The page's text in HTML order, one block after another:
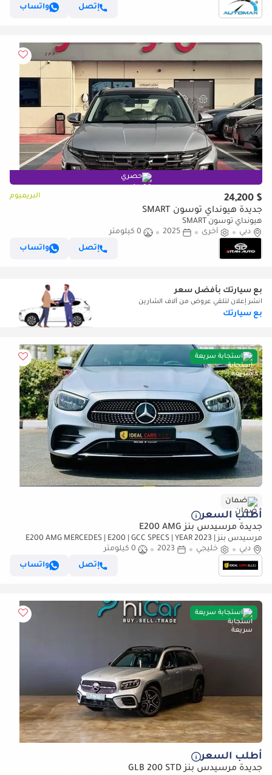
إتصل
واتساب
حصري
$ 24,200 البريميوم
جديدة هيونداي توسون SMART
هيونداي توسون SMART
دبي
أخرى 2025
0 كيلومتر
إتصل
واتساب
بع سيارتك بأفضل سعر
انشر إعلان لتلقي عروض من آلاف الشارين
بع سيارتك
استجابة سريعة
ضمان
أطلب السعر
جديدة مرسيدس بنز E200 AMG
مرسيدس بنز E200 AMG MERCEDES | E200 | GCC SPECS | YEAR 2023 |
AGENCY WARRANTY |
دبي خليجي 2023
0 كيلومتر
إتصل
واتساب
استجابة سريعة
أطلب السعر
جديدة مرسيدس بنز GLB 200 STD